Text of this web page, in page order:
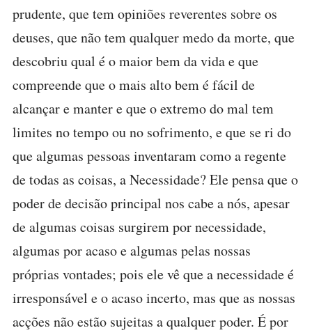
prudente, que tem opiniões reverentes sobre os
deuses, que não tem qualquer medo da morte, que
descobriu qual é o maior bem da vida e que
compreende que o mais alto bem é fácil de
alcançar e manter e que o extremo do mal tem
limites no tempo ou no sofrimento, e que se ri do
que algumas pessoas inventaram como a regente
de todas as coisas, a Necessidade? Ele pensa que o
poder de decisão principal nos cabe a nós, apesar
de algumas coisas surgirem por necessidade,
algumas por acaso e algumas pelas nossas
próprias vontades; pois ele vê que a necessidade é
irresponsável e o acaso incerto, mas que as nossas
acções não estão sujeitas a qualquer poder. É por